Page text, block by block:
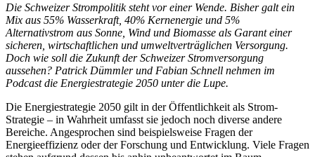
Die Schweizer Strompolitik steht vor einer Wende. Bisher galt ein
Mix aus 55% Wasserkraft, 40% Kernenergie und 5%
Alternativstrom aus Sonne, Wind und Biomasse als Garant einer
sicheren, wirtschaftlichen und umweltverträglichen Versorgung.
Doch wie soll die Zukunft der Schweizer Stromversorgung
aussehen? Patrick Dümmler und Fabian Schnell nehmen im
Podcast die Energiestrategie 2050 unter die Lupe.
Die Energiestrategie 2050 gilt in der Öffentlichkeit als Strom-
Strategie – in Wahrheit umfasst sie jedoch noch diverse andere
Bereiche. Angesprochen sind beispielsweise Fragen der
Energieeffizienz oder der Forschung und Entwicklung. Viele Fragen